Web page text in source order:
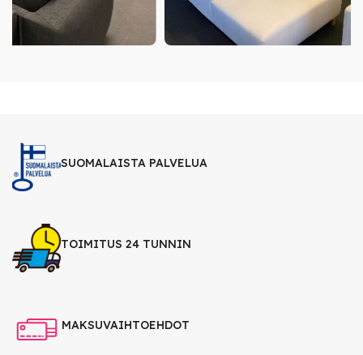
SUOMALAISTA PALVELUA
TOIMITUS 24 TUNNIN
MAKSUVAIHTOEHDOT